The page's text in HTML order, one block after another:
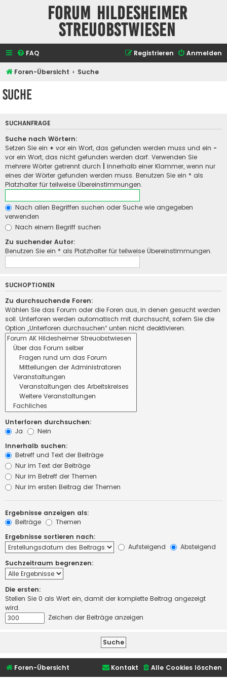
Forum Hildesheimer
Streuobstwiesen
FAQ Anmelden
Registrieren
Foren-Übersicht Suche
Suche
SUCHANFRAGE
Suche nach Wörtern:
Setzen Sie ein + vor ein Wort, das gefunden werden muss und ein -
vor ein Wort, das nicht gefunden werden darf. Verwenden Sie
mehrere Wörter getrennt durch
innerhalb einer Klammer, wenn nur
eines der Wörter gefunden werden muss. Benutzen Sie ein * als
Platzhalter für teilweise Übereinstimmungen.
Nach allen Begriffen suchen oder Suche wie angegeben
verwenden
Nach einem Begriff suchen
Zu suchender Autor:
Benutzen Sie ein * als Platzhalter für teilweise Übereinstimmungen.
SUCHOPTIONEN
Zu durchsuchende Foren:
Wählen Sie das Forum oder die Foren aus, in denen gesucht werden
soll. Unterforen werden automatisch mit durchsucht, sofern Sie die
Option „Unterforen durchsuchen“ unten nicht deaktivieren.
Unterforen durchsuchen:
Ja
Nein
Innerhalb suchen:
Betreff und Text der Beiträge
Nur im Text der Beiträge
Nur im Betreff der Themen
Nur im ersten Beitrag der Themen
Ergebnisse anzeigen als:
Beiträge
Themen
Ergebnisse sortieren nach:
Aufsteigend
Absteigend
Suchzeitraum begrenzen:
Die ersten:
Stellen Sie 0 als Wert ein, damit der komplette Beitrag angezeigt
wird.
Zeichen der Beiträge anzeigen
Foren-Übersicht Alle Cookies löschen
Kontakt